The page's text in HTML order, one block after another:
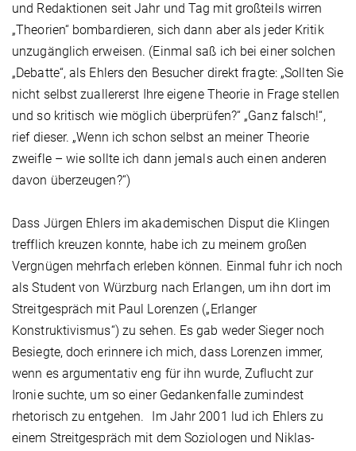
und Redaktionen seit Jahr und Tag mit großteils wirren
„Theorien“ bombardieren, sich dann aber als jeder Kritik
unzugänglich erweisen. (Einmal saß ich bei einer solchen
„Debatte“, als Ehlers den Besucher direkt fragte: „Sollten Sie
nicht selbst zuallererst Ihre eigene Theorie in Frage stellen
und so kritisch wie möglich überprüfen?“ „Ganz falsch!“,
rief dieser. „Wenn ich schon selbst an meiner Theorie
zweifle – wie sollte ich dann jemals auch einen anderen
davon überzeugen?“)
Dass Jürgen Ehlers im akademischen Disput die Klingen
trefflich kreuzen konnte, habe ich zu meinem großen
Vergnügen mehrfach erleben können. Einmal fuhr ich noch
als Student von Würzburg nach Erlangen, um ihn dort im
Streitgespräch mit Paul Lorenzen („Erlanger
Konstruktivismus“) zu sehen. Es gab weder Sieger noch
Besiegte, doch erinnere ich mich, dass Lorenzen immer,
wenn es argumentativ eng für ihn wurde, Zuflucht zur
Ironie suchte, um so einer Gedankenfalle zumindest
rhetorisch zu entgehen. Im Jahr 2001 lud ich Ehlers zu
einem Streitgespräch mit dem Soziologen und Niklas-